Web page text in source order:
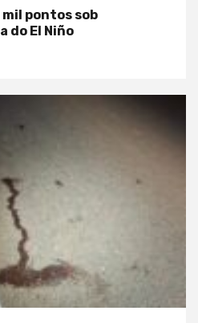
pontos sob
do El Niño